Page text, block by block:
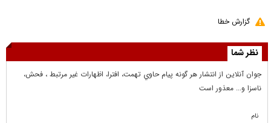
گزارش خطا
نظر شما
جوان آنلاين از انتشار هر گونه پيام حاوي تهمت، افترا، اظهارات غير مرتبط ، فحش،
ناسزا و... معذور است
نام